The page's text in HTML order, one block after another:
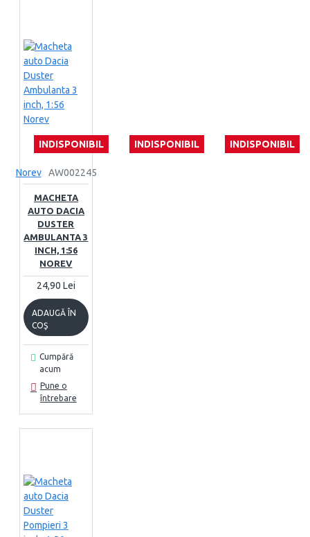
INDISPONIBIL INDISPONIBIL INDISPONIBIL
Norev AW002245
MACHETA
AUTO DACIA
DUSTER
AMBULANTA 3
INCH, 1:56
NOREV
24,90 Lei
ADAUGĂ ÎN
COŞ
Cumpără
acum
Pune o
întrebare